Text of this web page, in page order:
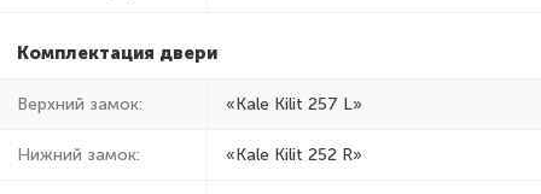
Комплектация двери
Верхний замок: «Kale Kilit 257 L»
Нижний замок: «Kale Kilit 252 R»